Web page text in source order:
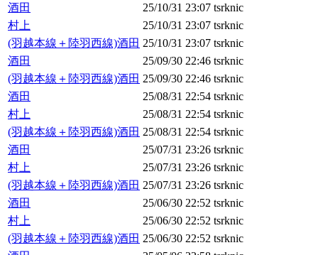
酒田
25/10/31 23:07 tsrknic
村上
25/10/31 23:07 tsrknic
(羽越本線＋陸羽西線)酒田 25/10/31 23:07 tsrknic
酒田
25/09/30 22:46 tsrknic
(羽越本線＋陸羽西線)酒田 25/09/30 22:46 tsrknic
酒田
25/08/31 22:54 tsrknic
村上
25/08/31 22:54 tsrknic
(羽越本線＋陸羽西線)酒田 25/08/31 22:54 tsrknic
酒田
25/07/31 23:26 tsrknic
村上
25/07/31 23:26 tsrknic
(羽越本線＋陸羽西線)酒田 25/07/31 23:26 tsrknic
酒田
25/06/30 22:52 tsrknic
村上
25/06/30 22:52 tsrknic
(羽越本線＋陸羽西線)酒田 25/06/30 22:52 tsrknic